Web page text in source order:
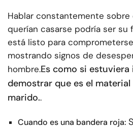
Hablar constantemente sobre
querían casarse podría ser su
está listo para
mostrando signos de
hombre.Es como si
demostrar que es el
marido..
Cuando es una bandera roja: